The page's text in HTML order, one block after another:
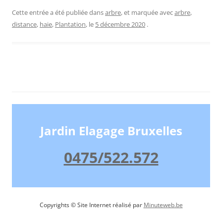
Cette entrée a été publiée dansarbre, et marquée avecarbre,
distance, haie, Plantation, le 5 décembre 2020 .
Jardin Elagage Bruxelles
0475/522.572
Copyrights © Site Internet réalisé par Minuteweb.be